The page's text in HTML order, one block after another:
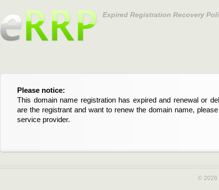
Expired Registration Recovery
Please notice:
This domain name registration has expired and renewal or
are the registrant and want to renew the domain name,
service provider.
Bitte beachten Sie:
Diese Domainregistrierung ist abgelaufen und die
Domain stehen an. Wenn Sie der Registrant sind und
verlängern möchten, kontaktieren Sie bitte Ihren Service-
© 2026